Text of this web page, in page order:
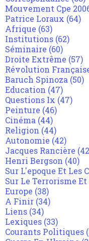
Mouvement Cpe
Patrice Loraux (64)
Afrique (63)
Institutions (62)
Séminaire (60)
Droite Extrême (57)
Révolution
Baruch Spinoza (50)
Education (47)
Questions Ix (47)
Peinture (46)
Cinéma (44)
Religion (44)
Autonomie (42)
Jacques Rancière
Henri Bergson (40)
Sur L'epoque Et Les
Sur Le Terrorisme
Europe (38)
A Finir (34)
Liens (34)
Lexiques (33)
Courants Politiques